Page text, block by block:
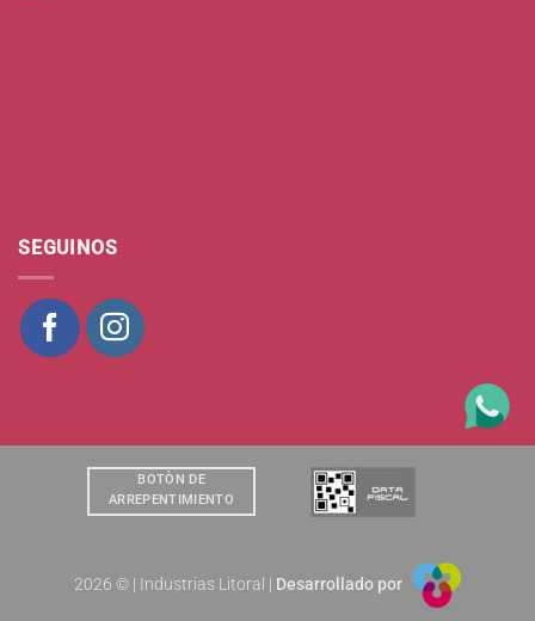
SEGUINOS
BOTÒN DE
ARREPENTIMIENTO
2026 © | Industrias Litoral | Desarrollado por